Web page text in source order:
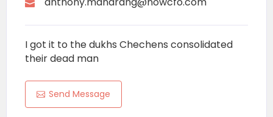
I got it to the dukhs Chechens consolidated
their dead man
Send Message